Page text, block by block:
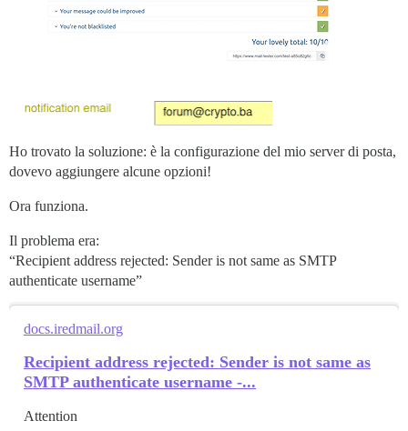
Ho trovato la soluzione: è la configurazione del mio server di posta,
dovevo aggiungere alcune opzioni!
Ora funziona.
Il problema era:
“Recipient address rejected: Sender is not same as SMTP
authenticate username”
docs.iredmail.org
Recipient address rejected: Sender is not same as
SMTP authenticate username -...
Attention